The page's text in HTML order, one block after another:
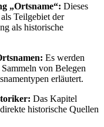
„Ortsname“: Dieses
Teilgebiet der
als historische
Es werden
von Belegen
erläutert.
Das Kapitel
historische Quellen